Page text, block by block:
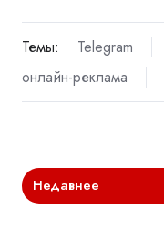
Темы: Telegram
онлайн-реклама
Недавнее